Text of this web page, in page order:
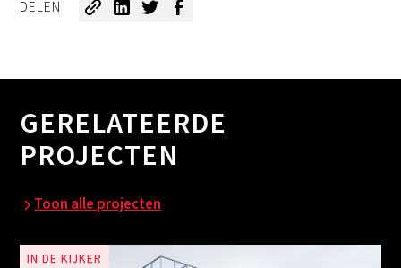
DELEN
GERELATEERDE
PROJECTEN
Toon alle projecten
IN DE KIJKER